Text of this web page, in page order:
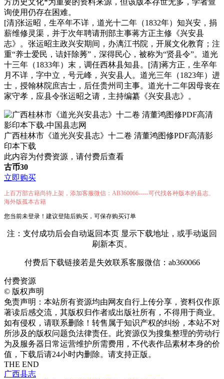
询使用仍存在困难。
[清]张运昭，生卒年不详，道光十二年（1832年）知兴安，捐
薪维修灵渠，并于次年聘请刑部主事蒋方正主修《兴安县
志》。张运昭主政兴安期间，办漓江书院，开展文化教育；注
重“养士爱民，诘奸除莠”，深得民心，被称为“贤县令”。道光
十三年（1833年）末，调任西林县知县。[清]蒋方正，生卒年
月不详，字中立，号元峰，兴安县人。道光三年（1823年）进
士，授翰林院庶吉士，后任贵州司主事。道光十二年因母丧在
家守孝，应县令张运昭之请，主持编纂《兴安县志》。
广西桂林市《道光兴安县志》十二卷 清董鸿图修PDF高清影
印本下载
此内容为付费资源，请付费后查看
古币30
立即购买
上百万部古籍尚待上架，添加客服微信：AB360066-----可代找各种版本的县志、
海外版孤本古籍
您当前未登录！建议登陆后购买，可保存购买订单
注：支付成功后会自动返回本页 显示下载地址，或手动返回
刷新本页。
付费后下载链接若是失效联系客服微信：ab360066
付费资源
© 版权声明
免责声明：本站所有资源均由网友自行上传分享，资料仅作原
著读后感交流，其版权归作者或出版社所有，不得用于商业。
如有侵权，请联系删除！转售属于知识产权的纠纷，本站不对
所涉及的版权问题负法律责任。此资源仅为搜集整理的劳动行
为及服务器日常运营维护所需费用，不代表作品素材本身的价
值，下载后请24小时内删除。请支持正版。
THE END
广西县志